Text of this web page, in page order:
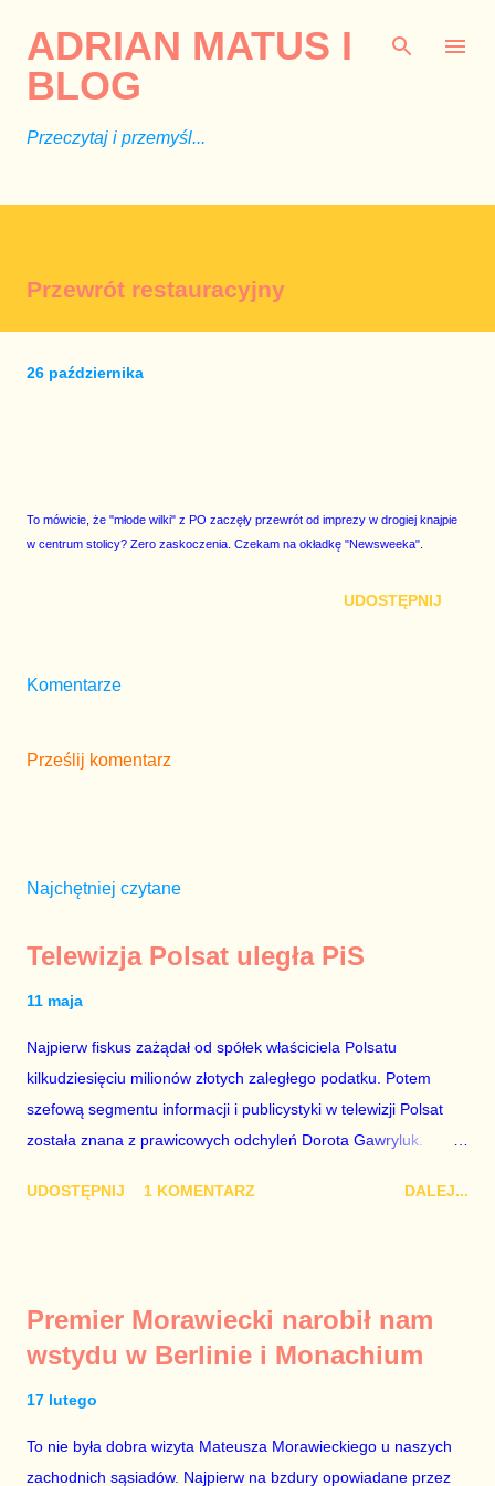
ADRIAN MATUS I
BLOG
Przeczytaj i przemyśl...
Przewrót restauracyjny
26 października
To mówicie, że "młode wilki" z PO zaczęły przewrót od imprezy w drogiej knajpie
w centrum stolicy? Zero zaskoczenia. Czekam na okładkę "Newsweeka".
UDOSTĘPNIJ
Komentarze
Prześlij komentarz
Najchętniej czytane
Telewizja Polsat uległa PiS
11 maja
Najpierw fiskus zażądał od spółek właściciela Polsatu
kilkudziesięciu milionów złotych zaległego podatku. Potem
szefową segmentu informacji i publicystyki w telewizji Polsat
została znana z prawicowych odchyleń Dorota Gawryluk.
marionetka partii rządzącej, żona agenta SB, który jest obecnie
tylko tam, gdzie nie ma trudnych pytań. Taki obrót spraw
przyjmuję ze smutkiem. Właściciela Polsatu – Zygmunta
znowu dał się złamać partii Jarosława Kaczyńskiego. Znowu,
bo w 2007 roku też tak się stało. Na kilka tygodni przed
UDOSTĘPNIJ 1 KOMENTARZ DALEJ...
Premier Morawiecki narobił nam
wstydu w Berlinie i Monachium
17 lutego
To nie była dobra wizyta Mateusza Morawieckiego u naszych
zachodnich sąsiadów. Najpierw na bzdury opowiadane przez